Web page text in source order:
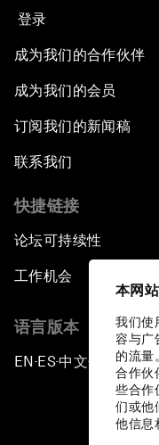
本网
我们使
容与广
的流量
合作伙
些合作
们或他
他信息
登录
成为我们的合作伙伴
成为我们的会员
订阅我们的新闻稿
联系我们
快捷链接
论坛可持续性
工作机会
语言版本
EN ▪ES▪中文▪ 日本語